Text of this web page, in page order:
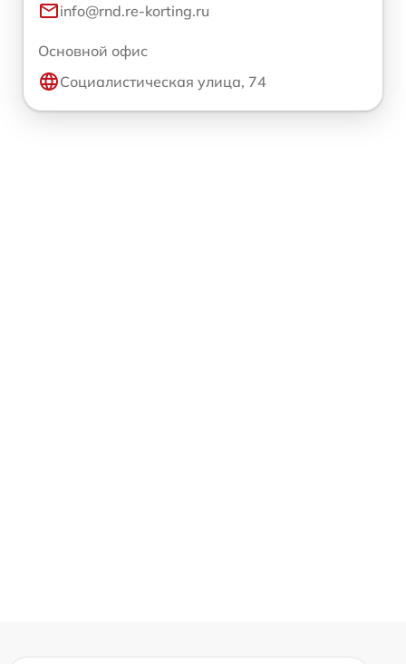
info@rnd.re-korting.ru
Основной офис
Социалистическая улица, 74